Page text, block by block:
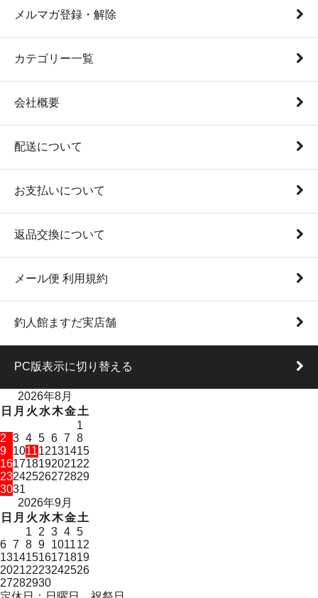
メルマガ登録・解除
カテゴリー一覧
会社概要
配送について
お支払いについて
返品交換について
メール便 利用規約
釣人館ますだ実店舗
PC版表示に切り替える
2026年8月
日 月 火水木金土
1
2 3 4 5 6 7 8
9 101112131415
16171819202122
23242526272829
3031
2026年9月
日 月 火水木金土
1 2 3 4 5
6 7 8 9 101112
13141516171819
20212223242526
27282930